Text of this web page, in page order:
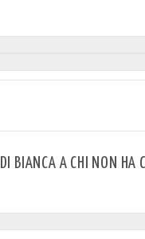
BIANCA A CHI NON HA